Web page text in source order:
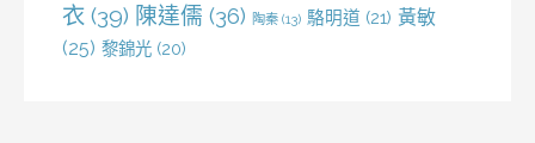
衣 (39) 陳達儒 (36) 陶秦 (13) 駱明道 (21) 黃敏
(25) 黎錦光 (20)